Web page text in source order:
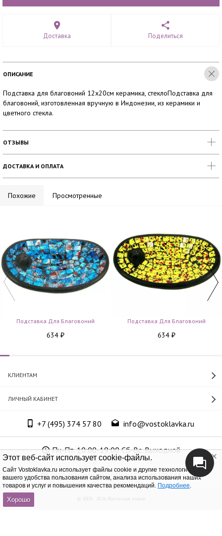
Этот веб-сайт использует cookie-файлы.
Cайт Vostoklavka.ru использует файлы cookie и другие технологии для
вашего удобства пользования сайтом, анализа использования наших
товаров и услуг и повышения качества рекомендаций. Подробнее.
Хорошо
Доставка Поделиться
ОПИСАНИЕ
Подставка для благовоний 12х20см керамика, стеклоПодставка для
благовоний, изготовленная вручную в Индонезии, из керамики и
цветного стекла.
ОТЗЫВЫ
ДОСТАВКА И ОПЛАТА
Похожие Просмотренные
Подставка Для Благовоний
634 ₽
Подставка Для Благовоний
634 ₽
КЛИЕНТАМ
ЛИЧНЫЙ КАБИНЕТ
+7 (495) 374 57 80 info@vostoklavka.ru
Пн-Пт. 10:00-19:00 Сб-Вс. Выходной
ООО «Юнит Групп», ОГРН 1147746305574